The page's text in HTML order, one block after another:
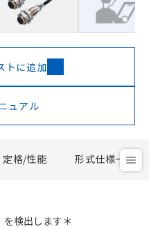
トに追加
ュアル
定格/性能 形式仕様一覧
を検出します＊